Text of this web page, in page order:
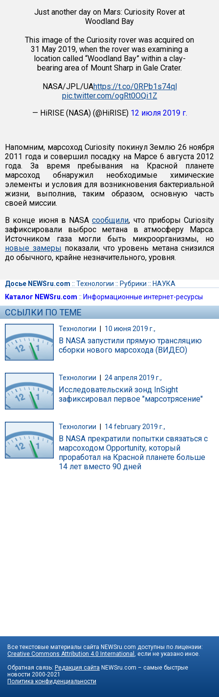
Just another day on Mars: Curiosity Rover at
Woodland Bay
This image of the Curiosity rover was acquired on
31 May 2019, when the rover was examining a
location called “Woodland Bay” within a clay-
bearing area of Mount Sharp in Gale Crater.
NASA/JPL/UAhttps://t.co/0RPb1s74ql
pic.twitter.com/ogRt0OQi1Z
— HiRISE (NASA) (@HiRISE) 12 июля 2019 г.
Напомним, марсоход Curiosity покинул Землю 26 ноября
2011 года и совершил посадку на Марсе 6 августа 2012
года. За время пребывания на Красной планете
марсоход обнаружил необходимые химические
элементы и условия для возникновения бактериальной
жизни, выполнив, таким образом, основную часть
своей миссии.
В конце июня в NASAсообщили, что приборы Curiosity
зафиксировали выброс метана в атмосферу Марса.
Источником газа могли быть микроорганизмы, но
новые замеры показали, что уровень метана снизился
до обычного, крайне незначительного, уровня.
Досье NEWSru.com :: Технологии :: Рубрики :: НАУКА
Каталог NEWSru.com :: Информационные интернет-ресурсы
ССЫЛКИ ПО ТЕМЕ
Технологии | 10 июня 2019 г.,
В NASA запустили прямую трансляцию
сборки нового марсохода (ВИДЕО)
Технологии 24 апреля 2019 г.,
Исследовательский зонд InSight
зафиксировал первое "марсотрясение"
Технологии 14 february 2019 г.,
В NASA прекратили попытки связаться с
марсоходом Opportunity, который
проработал на Красной планете больше
14 лет вместо 90 дней
Все текстовые материалы сайта NEWSru.com доступны по лицензии:
Creative Commons Attribution 4.0 International , если не указано иное.
Обратная связь: Редакция сайта NEWSru.com – самые быстрые
новости 2000-2021
Политика конфиденциальности